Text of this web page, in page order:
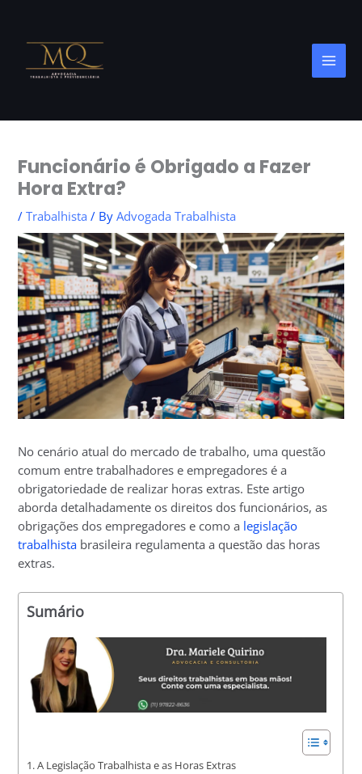
content
Funcionário é Obrigado a Fazer
Hora Extra?
/Trabalhista / ByAdvogada Trabalhista
No cenário atual do mercado de trabalho, uma questão
comum entre trabalhadores e empregadores é a
obrigatoriedade de realizar horas extras. Este artigo
aborda detalhadamente os direitos dos funcionários, as
obrigações dos empregadores e como a legislação
trabalhista brasileira regulamenta a questão das horas
extras.
Sumário
A Legislação Trabalhista e as Horas Extras